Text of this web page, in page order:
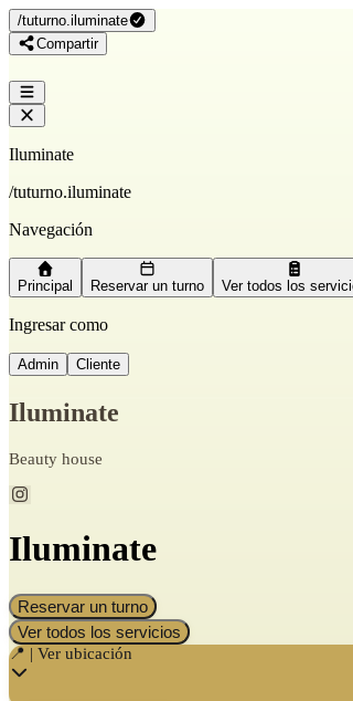
/tuturno.iluminate
Compartir
Iluminate
/tuturno.iluminate
Navegación
Principal Reservar un turno Ver todos los
Ingresar como
Admin Cliente
Iluminate
Beauty house
Iluminate
Reservar un turno
Ver todos los servicios
📍 | Ver ubicación